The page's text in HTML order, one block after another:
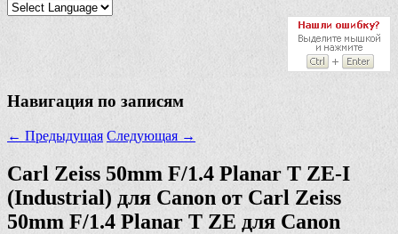
Навигация по записям
← Предыдущая Следующая →
Carl Zeiss 50mm F/1.4 Planar T ZE-I
(Industrial) для Canon от Carl Zeiss
50mm F/1.4 Planar T ZE для Canon